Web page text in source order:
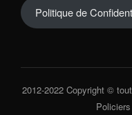
Politique de
2012-2022 Copyright ©